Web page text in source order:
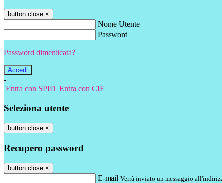
button close ×
Nome Utente
Password
Password dimenticata?
-
Entra con SPID Entra con CIE
Seleziona utente
button close ×
Recupero password
button close ×
E-mail Verrà inviato un messaggio